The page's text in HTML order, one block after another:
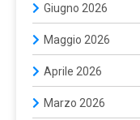
Giugno 2026
Maggio 2026
Aprile 2026
Marzo 2026